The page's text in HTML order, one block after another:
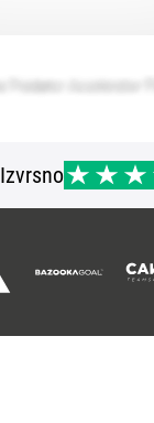
Izvrsno